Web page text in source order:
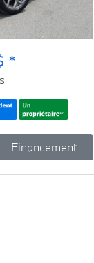
*
Financement